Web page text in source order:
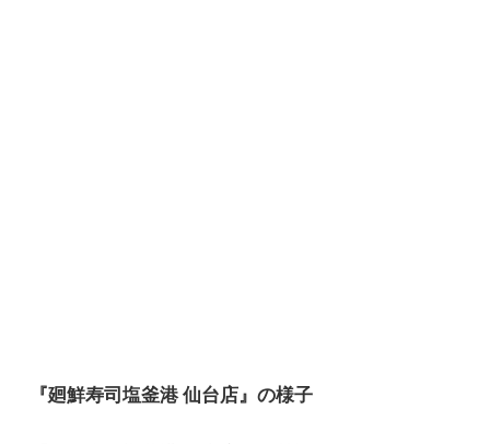
『廻鮮寿司塩釜港 仙台店』の様子